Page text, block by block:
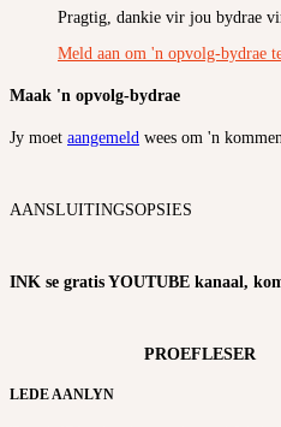
Pragtig, dankie vir jou bydrae
Meld aan om 'n opvolg-bydrae
Maak 'n opvolg-bydrae
Jy moet aangemeld wees om 'n
AANSLUITINGSOPSIES
INK se gratis YOUTUBE kanaal,
PROEFLESER
LEDE AANLYN